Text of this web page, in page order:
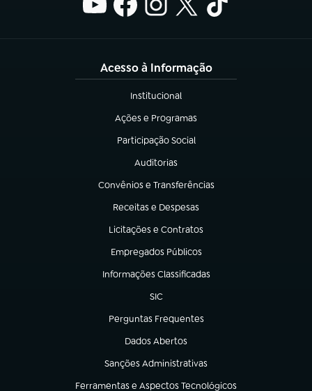
Acesso à Informação
Institucional
(abre em nova aba)
Ações e Programas
(abre em nova aba)
Participação Social
(abre em nova aba)
Auditorias
(abre em nova aba)
Convênios e Transferências
(abre em nova aba)
Receitas e Despesas
(abre em nova aba)
Licitações e Contratos
(abre em nova aba)
Empregados Públicos
(abre em nova aba)
Informações Classificadas
(abre em nova aba)
SIC
(abre em nova aba)
Perguntas Frequentes
(abre em nova aba)
Dados Abertos
(abre em nova aba)
Sanções Administrativas
(abre em nova aba)
Ferramentas e Aspectos Tecnológicos